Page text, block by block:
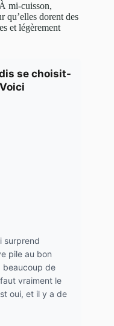
mi-cuisson,
qu’elles dorent des
et légèrement
se choisit-
surprend
pile au bon
beaucoup de
vraiment le
oui, et il y a de